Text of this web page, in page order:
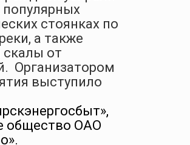
популярных
стоянках по
а также
от
Организатором
выступило
общество ОАО